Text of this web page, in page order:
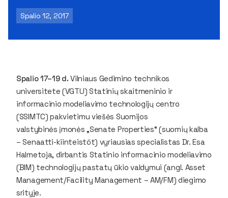
Spalio 12, 2017
Spalio 17–19 d.Vilniaus Gedimino technikos
universitete (VGTU) Statinių skaitmeninio ir
informacinio modeliavimo technologijų centro
(SSIMTC) pakvietimu viešės Suomijos
valstybinės įmonės „Senate Properties“ (suomių kalba
– Senaatti-kiinteistöt) vyriausias specialistas Dr. Esa
Halmetoja, dirbantis Statinio informacinio modeliavimo
(BIM) technologijų pastatų ūkio valdymui (angl. Asset
Management/Facility Management – AM/FM) diegimo
srityje.